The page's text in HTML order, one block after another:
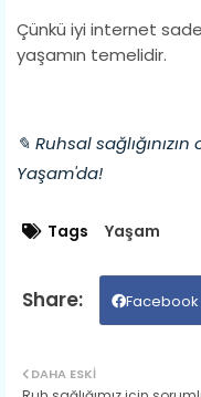
Çünkü iyi internet
yaşamın temelidir.
✎ Ruhsal
Yaşam'da!
Tags Yaşam
Facebook
DAHA ESKI